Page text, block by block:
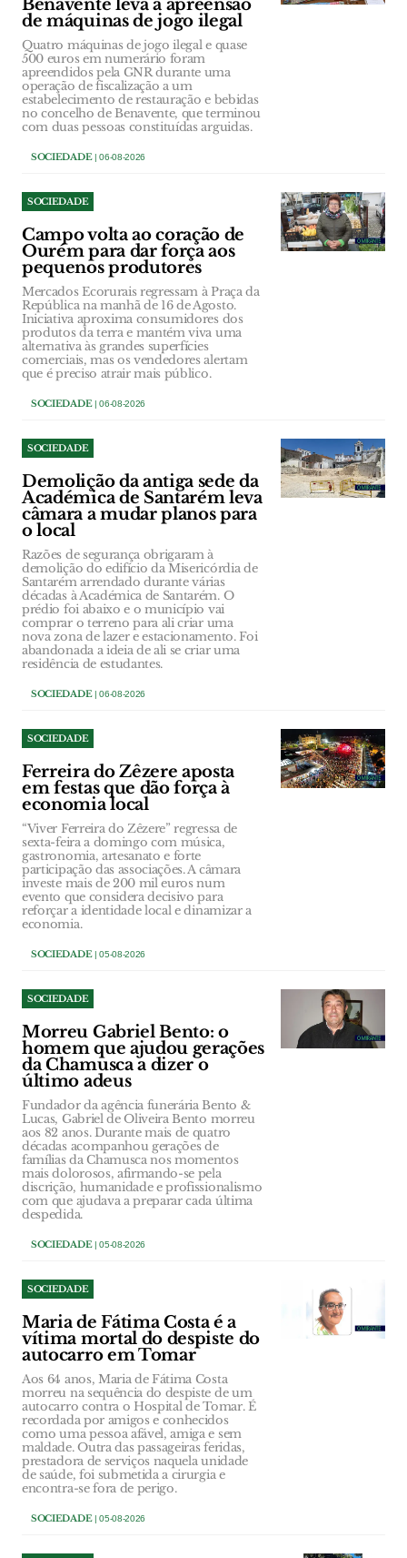
Benavente leva à apreensão
de máquinas de jogo ilegal
Quatro máquinas de jogo ilegal e quase
500 euros em numerário foram
apreendidos pela GNR durante uma
operação de fiscalização a um
estabelecimento de restauração e bebidas
no concelho de Benavente, que terminou
com duas pessoas constituídas arguidas.
SOCIEDADE| 06-08-2026
SOCIEDADE
Campo volta ao coração de
Ourém para dar força aos
pequenos produtores
Mercados Ecorurais regressam à Praça da
República na manhã de 16 de Agosto.
Iniciativa aproxima consumidores dos
produtos da terra e mantém viva uma
alternativa às grandes superfícies
comerciais, mas os vendedores alertam
que é preciso atrair mais público.
SOCIEDADE| 06-08-2026
SOCIEDADE
Demolição da antiga sede da
Académica de Santarém leva
câmara a mudar planos para
o local
Razões de segurança obrigaram à
demolição do edifício da Misericórdia de
Santarém arrendado durante várias
décadas à Académica de Santarém. O
prédio foi abaixo e o município vai
comprar o terreno para ali criar uma
nova zona de lazer e estacionamento. Foi
abandonada a ideia de ali se criar uma
residência de estudantes.
SOCIEDADE| 06-08-2026
SOCIEDADE
Ferreira do Zêzere aposta
em festas que dão força à
economia local
“Viver Ferreira do Zêzere” regressa de
sexta-feira a domingo com música,
gastronomia, artesanato e forte
participação das associações. A câmara
investe mais de 200 mil euros num
evento que considera decisivo para
reforçar a identidade local e dinamizar a
economia.
SOCIEDADE| 05-08-2026
SOCIEDADE
Morreu Gabriel Bento: o
homem que ajudou gerações
da Chamusca a dizer o
último adeus
Fundador da agência funerária Bento &
Lucas, Gabriel de Oliveira Bento morreu
aos 82 anos. Durante mais de quatro
décadas acompanhou gerações de
famílias da Chamusca nos momentos
mais dolorosos, afirmando-se pela
discrição, humanidade e profissionalismo
com que ajudava a preparar cada última
despedida.
SOCIEDADE| 05-08-2026
SOCIEDADE
Maria de Fátima Costa é a
vítima mortal do despiste do
autocarro em Tomar
Aos 64 anos, Maria de Fátima Costa
morreu na sequência do despiste de um
autocarro contra o Hospital de Tomar. É
recordada por amigos e conhecidos
como uma pessoa afável, amiga e sem
maldade. Outra das passageiras feridas,
prestadora de serviços naquela unidade
de saúde, foi submetida a cirurgia e
encontra-se fora de perigo.
SOCIEDADE| 05-08-2026